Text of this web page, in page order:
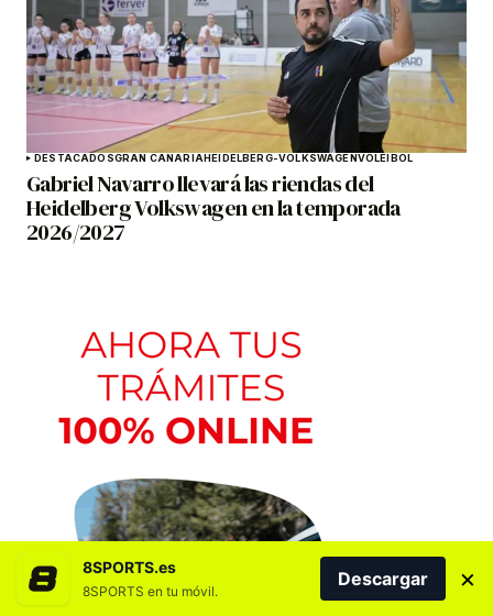
DESTACADOSGRAN CANARIAHEIDELBERG-VOLKSWAGENVOLEIBOL
Gabriel Navarro llevará las riendas del
Heidelberg Volkswagen en la temporada
2026/2027
8SPORTS.es
8SPORTS en tu móvil.
Descargar ×